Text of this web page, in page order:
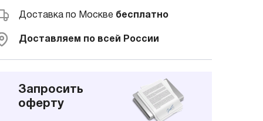
Доставка по Москве бесплатно
Доставляем по всей России
Запросить
оферту